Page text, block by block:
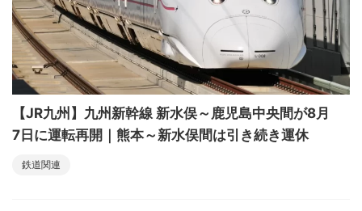
【JR九州】九州新幹線 新水俣～鹿児島中央間が8月
7日に運転再開｜熊本～新水俣間は引き続き運休
鉄道関連